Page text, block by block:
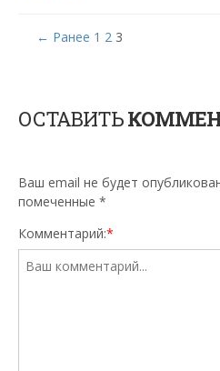
← Ранее 1 2 3
ОСТАВИТЬ
Ваш email не будет
помеченные *
Комментарий:*